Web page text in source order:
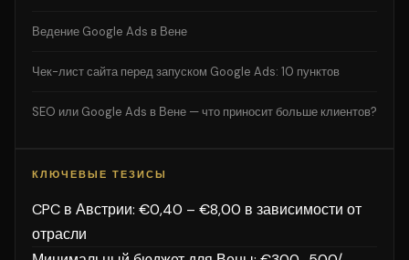
Ведение Google Ads в Вене
Чек-лист сайта перед запуском Google Ads: 10 пунктов
SEO или Google Ads в Вене — что приносит больше клиентов?
КЛЮЧЕВЫЕ ТЕЗИСЫ
CPC в Австрии: €0,40 – €8,00 в зависимости от
отрасли